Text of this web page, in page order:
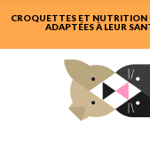
CROQUETTES ET NUTRITION
ADAPTÉES À LEUR